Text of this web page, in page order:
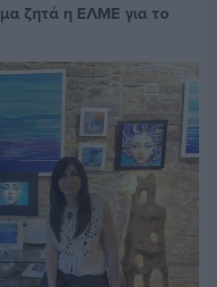
ζητά η ΕΛΜΕ για το